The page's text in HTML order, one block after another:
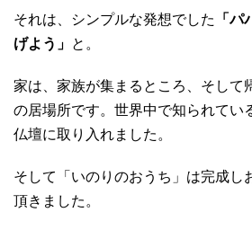
それは、シンプルな発想でした
「
げよう」 と。
家は、家族が集まるところ、そして
の居場所です。世界中で知られてい
仏壇に取り入れました。
そして「いのりのおうち」は完成し
頂きました。